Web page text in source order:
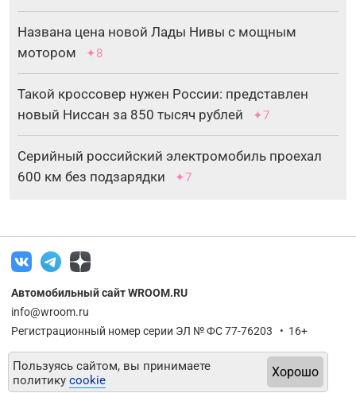
Названа цена новой Лады Нивы с мощным
мотором
✦8
Такой кроссовер нужен России: представлен
новый Ниссан за 850 тысяч рублей
✦7
Серийный российский электромобиль проехал
600 км без подзарядки
✦7
Автомобильный сайт WROOM.RU
info@wroom.ru
Регистрационный номер серии ЭЛ № ФС 77-76203 • 16+
Пользуясь сайтом, вы принимаете
политику cookie
Хорошо